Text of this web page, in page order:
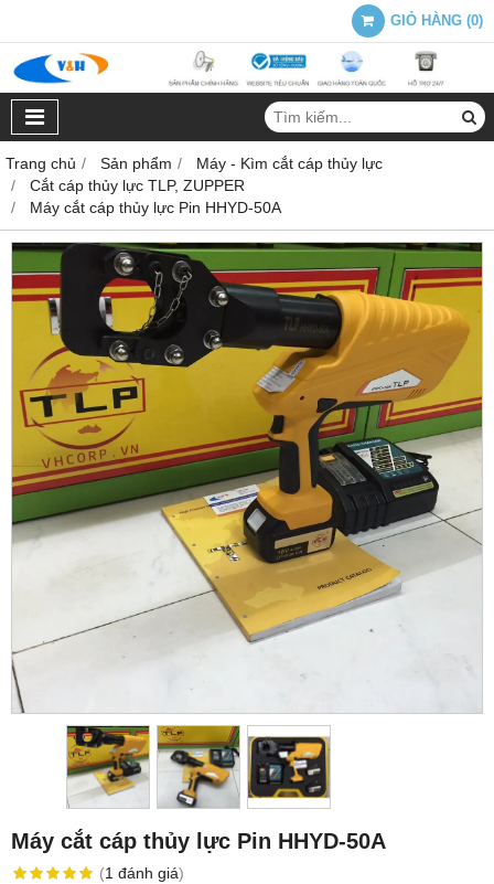
GIỎ HÀNG (0)
Trang chủ Sản phẩm
Máy - Kìm cắt cáp thủy lực
Cắt cáp thủy lực TLP, ZUPPER
Máy cắt cáp thủy lực Pin HHYD-50A
Máy cắt cáp thủy lực Pin HHYD-50A
(1 đánh giá)